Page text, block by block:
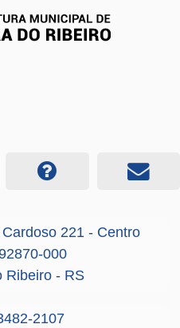
221 - Centro
000
Ribeiro - RS
2107